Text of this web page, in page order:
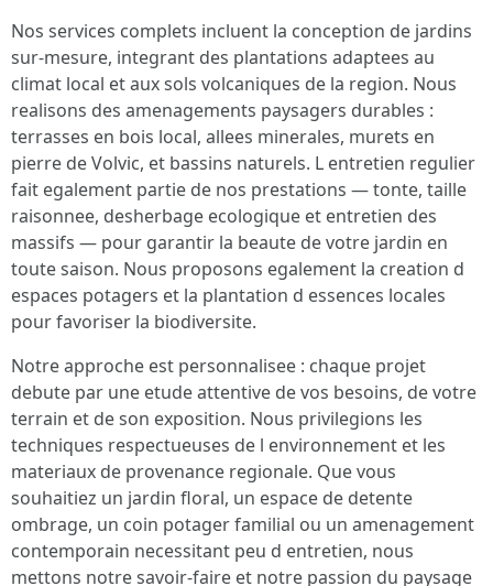
Nos services complets incluent la conception de jardins
sur-mesure, integrant des plantations adaptees au
climat local et aux sols volcaniques de la region. Nous
realisons des amenagements paysagers durables :
terrasses en bois local, allees minerales, murets en
pierre de Volvic, et bassins naturels. L entretien regulier
fait egalement partie de nos prestations — tonte, taille
raisonnee, desherbage ecologique et entretien des
massifs — pour garantir la beaute de votre jardin en
toute saison. Nous proposons egalement la creation d
espaces potagers et la plantation d essences locales
pour favoriser la biodiversite.
Notre approche est personnalisee : chaque projet
debute par une etude attentive de vos besoins, de votre
terrain et de son exposition. Nous privilegions les
techniques respectueuses de l environnement et les
materiaux de provenance regionale. Que vous
souhaitiez un jardin floral, un espace de detente
ombrage, un coin potager familial ou un amenagement
contemporain necessitant peu d entretien, nous
mettons notre savoir-faire et notre passion du paysage